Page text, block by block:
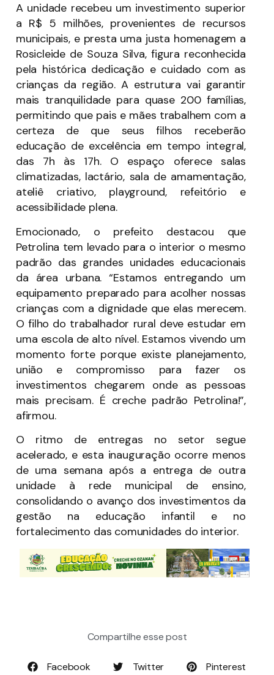
A unidade recebeu um investimento superior
a R$ 5 milhões, provenientes de recursos
municipais, e presta uma justa homenagem a
Rosicleide de Souza Silva, figura reconhecida
pela histórica dedicação e cuidado com as
crianças da região. A estrutura vai garantir
mais tranquilidade para quase 200 famílias,
permitindo que pais e mães trabalhem com a
certeza de que seus filhos receberão
educação de excelência em tempo integral,
das 7h às 17h. O espaço oferece salas
climatizadas, lactário, sala de amamentação,
ateliê criativo, playground, refeitório e
acessibilidade plena.
Emocionado, o prefeito destacou que
Petrolina tem levado para o interior o mesmo
padrão das grandes unidades educacionais
da área urbana. “Estamos entregando um
equipamento preparado para acolher nossas
crianças com a dignidade que elas merecem.
O filho do trabalhador rural deve estudar em
uma escola de alto nível. Estamos vivendo um
momento forte porque existe planejamento,
união e compromisso para fazer os
investimentos chegarem onde as pessoas
mais precisam. É creche padrão Petrolina!”,
afirmou.
O ritmo de entregas no setor segue
acelerado, e esta inauguração ocorre menos
de uma semana após a entrega de outra
unidade à rede municipal de ensino,
consolidando o avanço dos investimentos da
gestão na educação infantil e no
fortalecimento das comunidades do interior.
Compartilhe esse post
Facebook Twitter
Pinterest